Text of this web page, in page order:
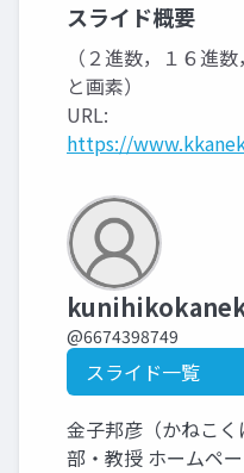
スライド概要
（２進数，１６進
と画素）
URL:
https://
@6674398749
スライド一覧
金子邦彦（かねこ
部・教授 ホームペ